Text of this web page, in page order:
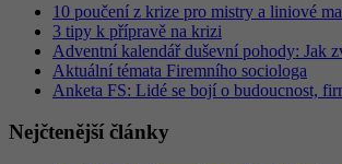
10 poučení z krize pro mistry a liniové
3 tipy k přípravě na krizi
Adventní kalendář duševní pohody: Jak
Aktuální témata Firemního sociologa
Anketa FS: Lidé se bojí o budoucnost,
Nejčtenější články